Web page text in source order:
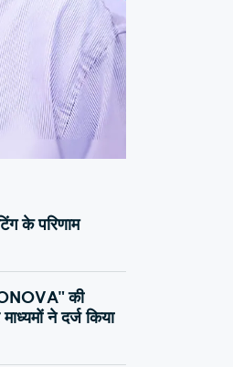
के परिणाम
की
ने दर्ज किया